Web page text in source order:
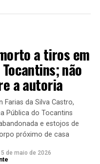
a tiros em
não
a autoria
da Silva Castro,
Pública do Tocantins
e estojos de
próximo de casa
de maio de 2026